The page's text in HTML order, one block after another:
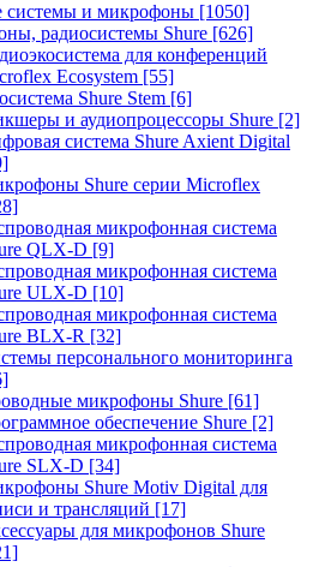
и микрофоны [1050]
радиосистемы Shure [626]
для конференций
Ecosystem [55]
Shure Stem [6]
и аудиопроцессоры Shure [2]
система Shure Axient Digital
Shure серии Microflex
микрофонная система
QLX-D [9]
микрофонная система
ULX-D [10]
микрофонная система
BLX-R [32]
персонального мониторинга
микрофоны Shure [61]
обеспечение Shure [2]
микрофонная система
SLX-D [34]
Shure Motiv Digital для
и трансляций [17]
для микрофонов Shure